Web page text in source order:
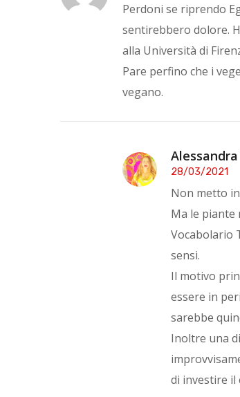
Perdoni se riprendo
sentirebbero dolore.
alla Università di
Pare perfino che i
vegano.
28/03/2021
Non metto
Ma le piante
Vocabolario
sensi.
Il motivo
essere in
sarebbe
Inoltre una
di investire il